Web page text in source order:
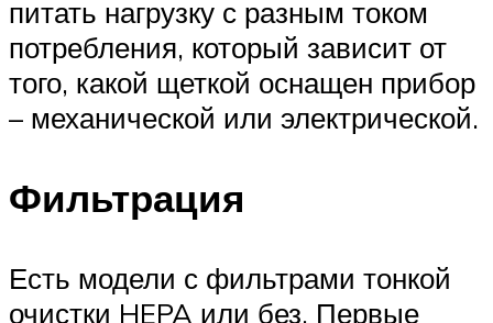
питать нагрузку с разным током
потребления, который зависит от
того, какой щеткой оснащен прибор
– механической или электрической.
Фильтрация
Есть модели с фильтрами тонкой
очистки HEPA или без. Первые